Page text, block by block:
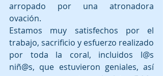
arropado por una atronadora
ovación.
Estamos muy satisfechos por el
trabajo, sacrificio y esfuerzo realizado
por toda la coral, incluidos l@s
niñ@s, que estuvieron geniales, así